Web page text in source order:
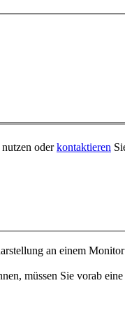
oderkontaktieren
an einem
müssen Sie vorab